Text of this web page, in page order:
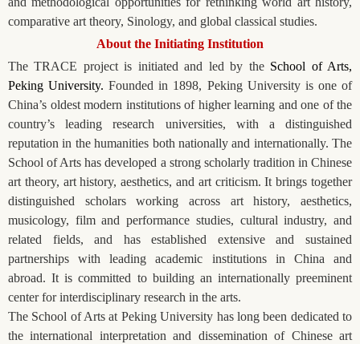
comparative art theory, Sinology, and global classical studies.
About the Initiating Institution
The TRACE project is initiated and led by the School of Arts,
Peking University. Founded in 1898, Peking University is one of
China’s oldest modern institutions of higher learning and one of the
country’s leading research universities, with a distinguished
reputation in the humanities both nationally and internationally. The
School of Arts has developed a strong scholarly tradition in Chinese
art theory, art history, aesthetics, and art criticism. It brings together
distinguished scholars working across art history, aesthetics,
musicology, film and performance studies, cultural industry, and
related fields, and has established extensive and sustained
partnerships with leading academic institutions in China and
abroad. It is committed to building an internationally preeminent
center for interdisciplinary research in the arts.
The School of Arts at Peking University has long been dedicated to
the international interpretation and dissemination of Chinese art